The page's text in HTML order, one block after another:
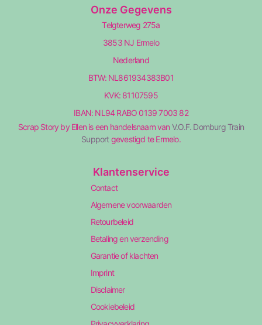
Onze Gegevens
Telgterweg 275a
3853 NJ Ermelo
Nederland
BTW: NL861934383B01
KVK: 81107595
IBAN: NL94 RABO 0139 7003 82
Scrap Story by Ellen is een handelsnaam van V.O.F. Domburg Train
Supportgevestigd te Ermelo.
Klantenservice
Contact
Algemene voorwaarden
Retourbeleid
Betaling en verzending
Garantie of klachten
Imprint
Disclaimer
Cookiebeleid